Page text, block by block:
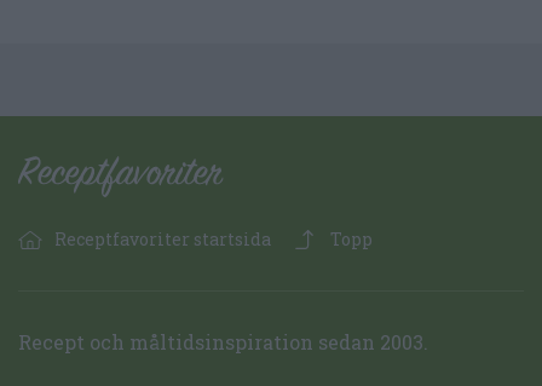
Receptfavoriter startsida Topp
Recept och måltidsinspiration sedan 2003.